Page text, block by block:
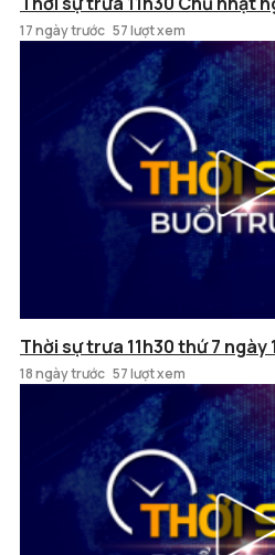
17 ngày trước 57 lượt xem
Thời sự trưa 11h30 thứ 7
18 ngày trước 57 lượt xem